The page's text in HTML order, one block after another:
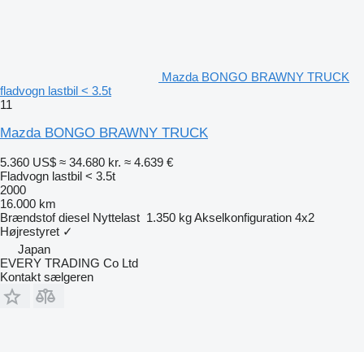
Mazda BONGO BRAWNY TRUCK
fladvogn lastbil < 3.5t
11
Mazda BONGO BRAWNY TRUCK
5.360 US$ ≈ 34.680 kr. ≈ 4.639 €
Fladvogn lastbil < 3.5t
2000
16.000 km
Brændstof diesel Nyttelast 1.350 kgAkselkonfiguration 4x2
Højrestyret ✓
Japan
EVERY TRADING Co Ltd
Kontakt sælgeren